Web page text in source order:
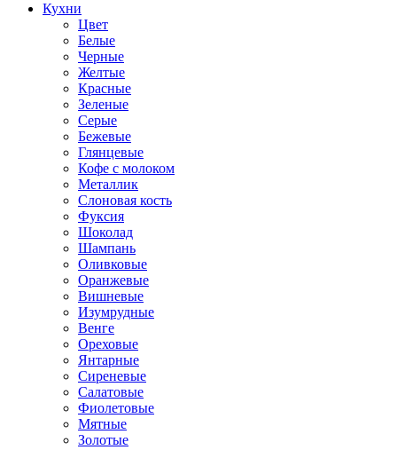
Кухни
Цвет
Белые
Черные
Желтые
Красные
Зеленые
Серые
Бежевые
Глянцевые
Кофе с молоком
Металлик
Слоновая кость
Фуксия
Шоколад
Шампань
Оливковые
Оранжевые
Вишневые
Изумрудные
Венге
Ореховые
Янтарные
Сиреневые
Салатовые
Фиолетовые
Мятные
Золотые